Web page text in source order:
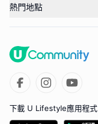
熱門地點
下載 U Lifestyle應用程式